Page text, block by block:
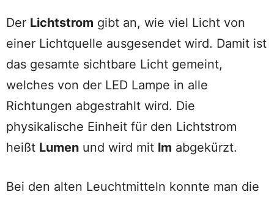
Der Lichtstrom gibt an, wie viel Licht von
einer Lichtquelle ausgesendet wird. Damit ist
das gesamte sichtbare Licht gemeint,
welches von der LED Lampe in alle
Richtungen abgestrahlt wird. Die
physikalische Einheit für den Lichtstrom
heißt Lumen und wird mit lm abgekürzt.
Bei den alten Leuchtmitteln konnte man die